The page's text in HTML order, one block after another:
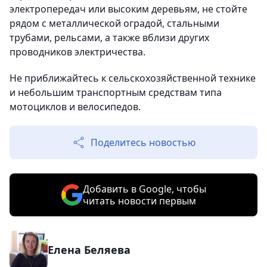
электропередач или высоким деревьям, не стойте
рядом с металлической оградой, стальными
трубами, рельсами, а также вблизи других
проводников электричества.
Не приближайтесь к сельскохозяйственной технике
и небольшим транспортным средствам типа
мотоциклов и велосипедов.
Поделитесь новостью
Добавить в Google, чтобы
читать новости первым
Елена Беляева